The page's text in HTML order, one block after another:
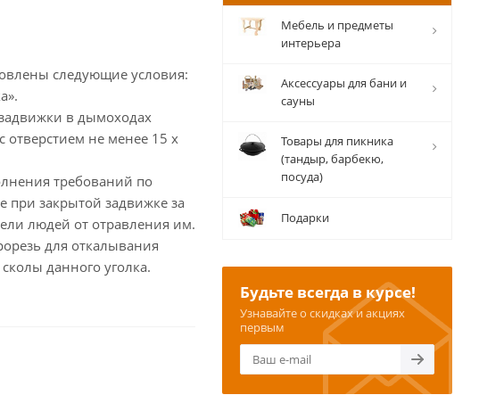
следующие условия:
в дымоходах
отверстием не менее 15 х
требований по
закрытой задвижке за
людей от отравления им.
для откалывания
данного уголка.
Мебель и предметы
интерьера
Аксессуары для бани и
сауны
Товары для пикника
(тандыр, барбекю,
посуда)
Подарки
Будьте всегда в курсе!
Узнавайте о скидках и акциях
первым